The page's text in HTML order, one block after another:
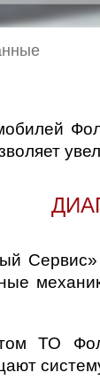
ТО